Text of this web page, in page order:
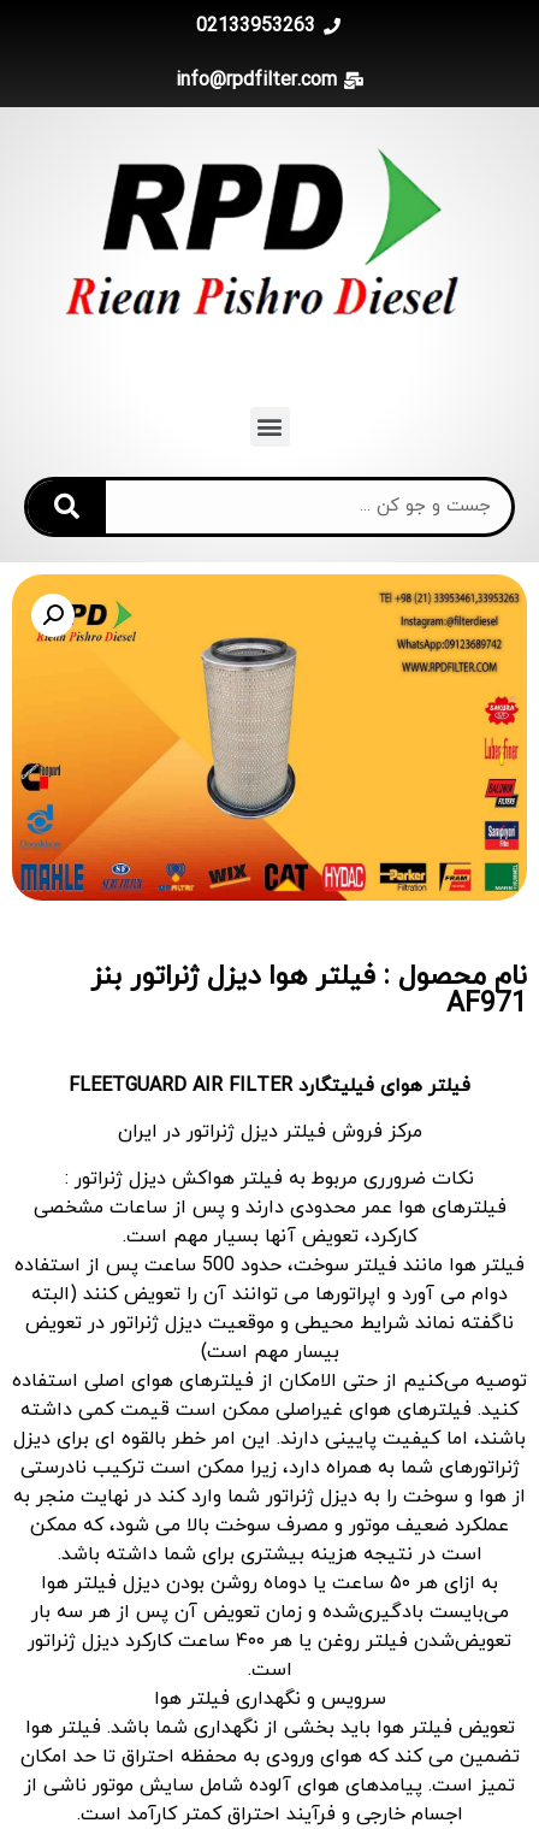
02133953263
info@rpdfilter.com
نام محصول : فیلتر هوا دیزل ژنراتور بنز
AF971
فیلتر هوای فیلیتگارد FLEETGUARD AIR FILTER
مرکز فروش فیلتر دیزل ژنراتور در ایران
نکات ضرورری مربوط به فیلتر هواکش دیزل ژنراتور :
فیلترهای هوا عمر محدودی دارند و پس از ساعات مشخصی
کارکرد، تعویض آنها بسیار مهم است.
فیلتر هوا مانند فیلتر سوخت، حدود 500 ساعت پس از استفاده
دوام می آورد و اپراتورها می توانند آن را تعویض کنند (البته
ناگفته نماند شرایط محیطی و موقعیت دیزل ژنراتور در تعویض
بیسار مهم است)
توصیه می‌کنیم از حتی الامکان از فیلترهای هوای اصلی استفاده
کنید. فیلترهای هوای غیراصلی ممکن است قیمت کمی داشته
باشند، اما کیفیت پایینی دارند. این امر خطر بالقوه ای برای دیزل
ژنراتورهای شما به همراه دارد، زیرا ممکن است ترکیب نادرستی
از هوا و سوخت را به دیزل ژنراتور شما وارد کند در نهایت منجر به
عملکرد ضعیف موتور و مصرف سوخت بالا می شود، که ممکن
است در نتیجه هزینه بیشتری برای شما داشته باشد.
به ازای هر ۵۰ ساعت یا دوماه روشن بودن دیزل فیلتر هوا
می‌بایست بادگیری‌‌شده و زمان تعویض آن پس از هر سه بار
تعویض‌شدن فیلتر روغن یا هر ۴۰۰ ساعت کارکرد دیزل ژنراتور
است.
سرویس و نگهداری فیلتر هوا
تعویض فیلتر هوا باید بخشی از نگهداری شما باشد. فیلتر هوا
تضمین می کند که هوای ورودی به محفظه احتراق تا حد امکان
تمیز است. پیامدهای هوای آلوده شامل سایش موتور ناشی از
اجسام خارجی و فرآیند احتراق کمتر کارآمد است.